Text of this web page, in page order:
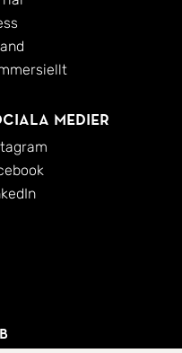
medier